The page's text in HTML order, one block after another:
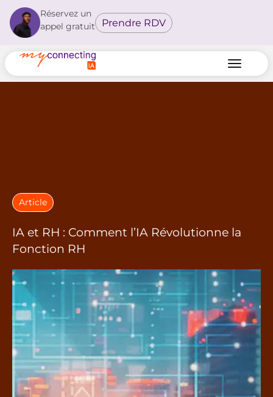
Réservez un
appel gratuit
Prendre RDV
Article
IA et RH : Comment l’IA Révolutionne la
Fonction RH